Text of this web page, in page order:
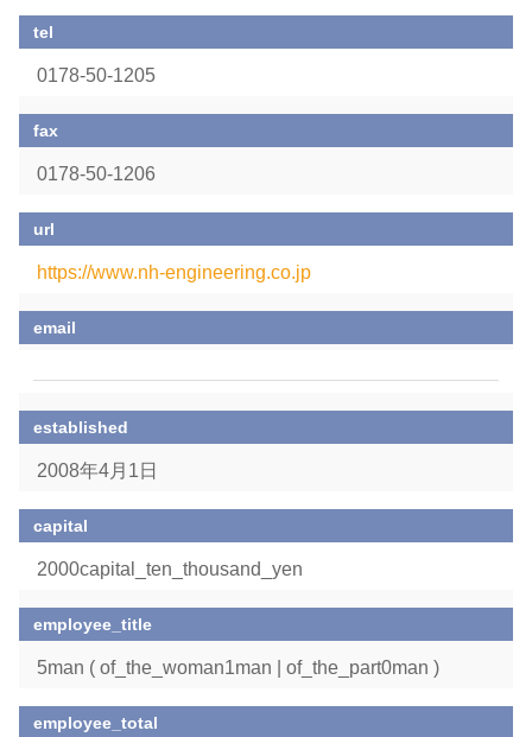
tel
0178-50-1205
fax
0178-50-1206
url
https://www.nh-engineering.co.jp
email
established
2008年4月1日
capital
2000capital_ten_thousand_yen
employee_title
5man ( of_the_woman1man | of_the_part0man )
employee_total